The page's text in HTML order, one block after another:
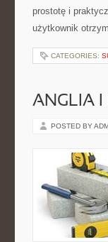
prostotę i
użytkownik
CATEGORIES:
ANGLIA I
POSTED BY